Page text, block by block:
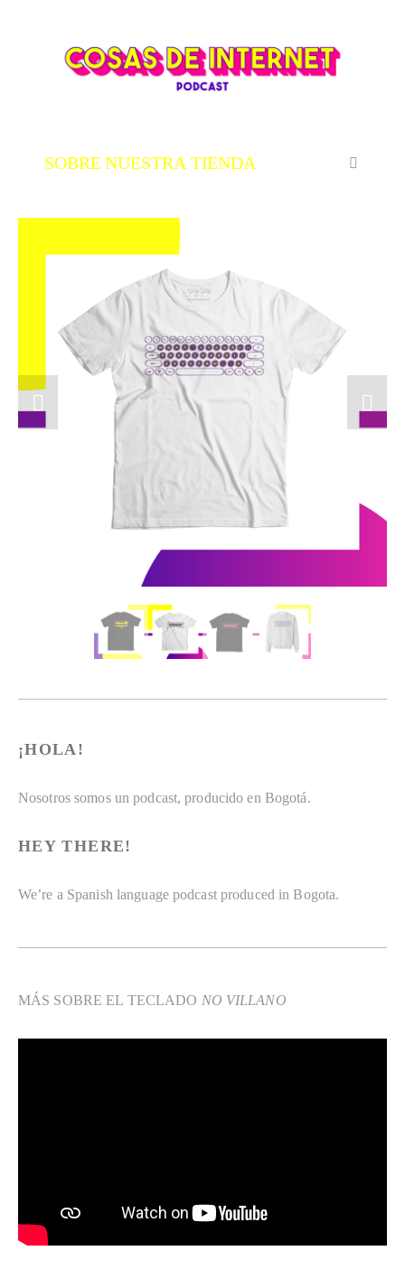
¡HOLA!
Nosotros somos un podcast, producido en Bogotá.
HEY THERE!
We’re a Spanish language podcast produced in Bogota.
MÁS SOBRE EL TECLADO NO VILLANO